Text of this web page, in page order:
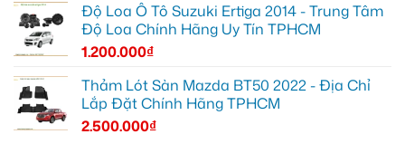
Độ Loa Ô Tô Suzuki Ertiga 2014 - Trung Tâm
Độ Loa Chính Hãng Uy Tín TPHCM
1.200.000₫
Thảm Lót Sàn Mazda BT50 2022 - Địa Chỉ
Lắp Đặt Chính Hãng TPHCM
2.500.000₫